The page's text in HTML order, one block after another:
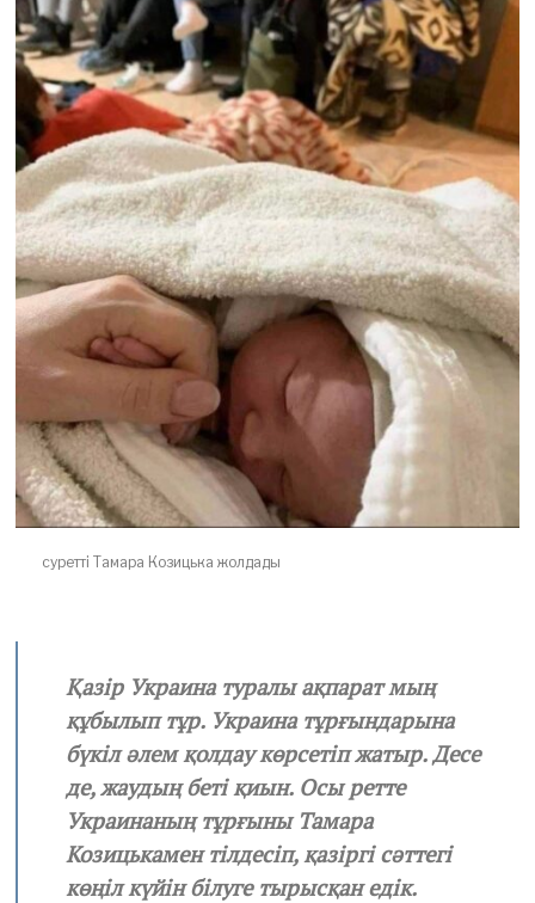
суретті Тамара Козицька жолдады
Қазір Украина туралы ақпарат мың
құбылып тұр. Украина тұрғындарына
бүкіл әлем қолдау көрсетіп жатыр. Десе
де, жаудың беті қиын. Осы ретте
Украинаның тұрғыны Тамара
Козицькамен тілдесіп, қазіргі сәттегі
көңіл күйін білуге тырысқан едік.